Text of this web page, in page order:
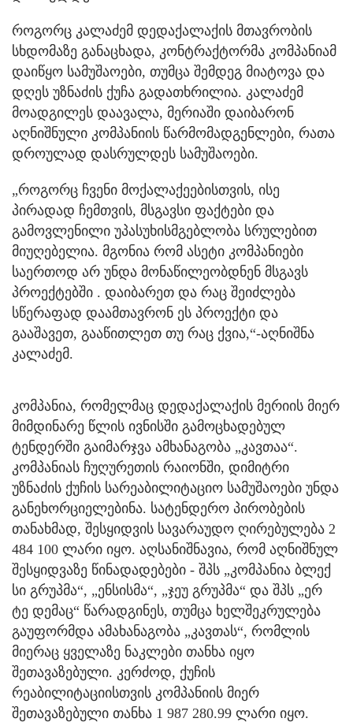
როგორც კალაძემ დედაქალაქის მთავრობის
სხდომაზე განაცხადა, კონტრაქტორმა კომპანიამ
დაიწყო სამუშაოები, თუმცა შემდეგ მიატოვა და
დღეს უზნაძის ქუჩა გადათხრილია. კალაძემ
მოადგილეს დაავალა, მერიაში დაიბარონ
აღნიშნული კომპანიის წარმომადგენლები, რათა
დროულად დასრულდეს სამუშაოები.
„როგორც ჩვენი მოქალაქეებისთვის, ისე
პირადად ჩემთვის, მსგავსი ფაქტები და
გამოვლენილი უპასუხისმგებლობა სრულებით
მიუღებელია. მგონია რომ ასეტი კომპანიები
საერთოდ არ უნდა მონაწილეობდნენ მსგავს
პროექტებში . დაიბარეთ და რაც შეიძლება
სწერაფად დაამთავრონ ეს პროექტი და
გააშავეთ, გააწითლეთ თუ რაც ქვია,“-აღნიშნა
კალაძემ.
კომპანია, რომელმაც დედაქალაქის მერიის მიერ
მიმდინარე წლის ივნისში გამოცხადებულ
ტენდერში გაიმარჯვა ამხანაგობა „კავთაა“.
კომპანიას ჩუღურეთის რაიონში, დიმიტრი
უზნაძის ქუჩის სარეაბილიტაციო სამუშაოები უნდა
განეხორციელებინა. სატენდერო პირობების
თანახმად, შესყიდვის სავარაუდო ღირებულება 2
484 100 ლარი იყო. აღსანიშნავია, რომ აღნიშნულ
შესყიდვაზე წინადადებები - შპს „კომპანია ბლექ
სი გრუპმა“, „ენსისმა“, „ჯეუ გრუპმა“ და შპს „ერ
ტე დემაც“ წარადგინეს, თუმცა ხელშეკრულება
გაუფორმდა ამახანაგობა „კავთას“, რომლის
მიერაც ყველაზე ნაკლები თანხა იყო
შეთავაზებული. კერძოდ, ქუჩის
რეაბილიტაციისთვის კომპანიის მიერ
შეთავაზებული თანხა 1 987 280.99 ლარი იყო.